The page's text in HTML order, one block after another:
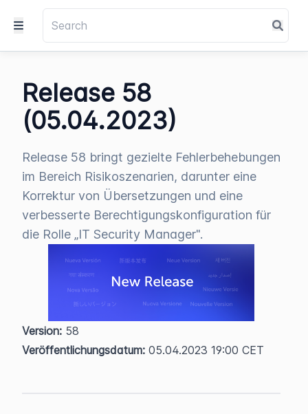
Release 58
(05.04.2023)
Release 58 bringt gezielte Fehlerbehebungen
im Bereich Risikoszenarien, darunter eine
Korrektur von Übersetzungen und eine
verbesserte Berechtigungskonfiguration für
die Rolle „IT Security Manager".
Version: 58
Veröffentlichungsdatum: 05.04.2023 19:00 CET